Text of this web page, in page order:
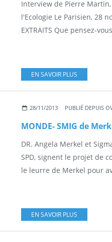
Interview de Pierre
l'Ecologie Le Parisien, 28
EXTRAITS Que pensez-
EN SAVOIR PLUS
28/11/2013 PUBLIÉ DEPUIS
DR. Angela Merkel et
SPD, signent le projet de
le leurre de Merkel pour
EN SAVOIR PLUS